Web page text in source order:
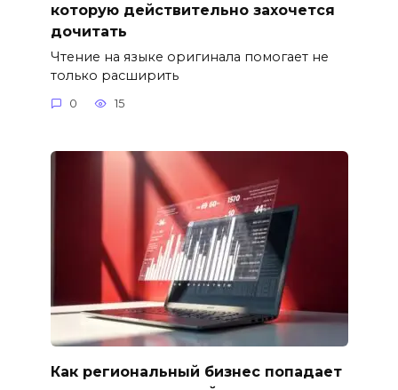
которую действительно захочется
дочитать
Чтение на языке оригинала помогает не
только расширить
0 15
Как региональный бизнес попадает